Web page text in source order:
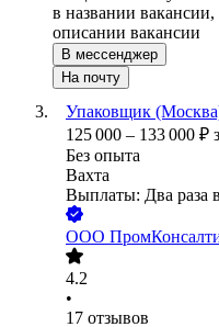
в названии
описании вакансии
В мессенджер
На почту
Упаковщик
125 000 – 133 000 ₽
Без опыта
Вахта
Выплаты: Два раза
ООО
4.2
•
17 отзывов